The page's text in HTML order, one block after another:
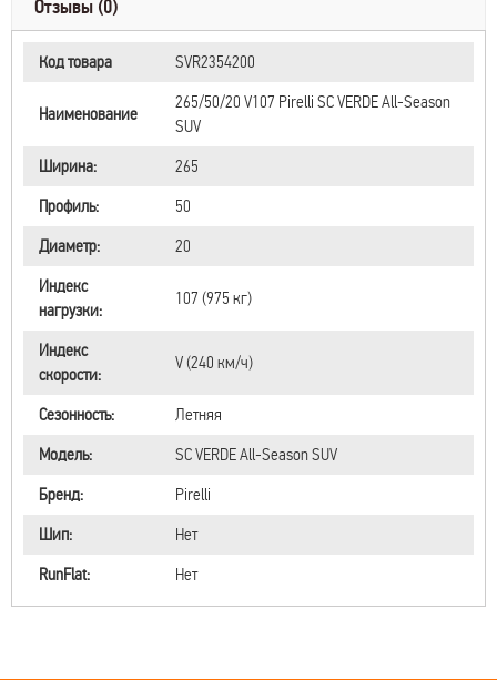
Отзывы (0)
Код товара SVR2354200
Наименование
265/50/20 V107 Pirelli SC VERDE All-Season
SUV
Ширина:
265
Профиль:
50
Диаметр:
20
Индекс
нагрузки:
107 (975 кг)
Индекс
скорости:
V (240 км/ч)
Сезонность:
Летняя
Модель:
SC VERDE All-Season SUV
Бренд:
Pirelli
Шип:
Нет
RunFlat:
Нет